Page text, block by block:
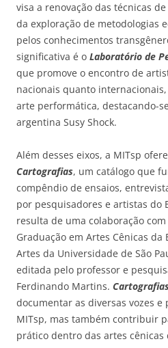
visa a renovação das técnicas
da exploração de metodologias
pelos conhecimentos
significativa é o Laboratório de
que promove o encontro de
nacionais quanto
arte performática, destacando-
argentina Susy Shock.
Além desses eixos, a MITsp
Cartografias, um catálogo que
compêndio de ensaios,
por pesquisadores e artistas do
resulta de uma colaboração com
Graduação em Artes Cênicas da
Artes da Universidade de São
editada pelo professor e
Ferdinando Martins. Cartografias
documentar as diversas vozes
MITsp, mas também contribuir
prático dentro das artes cênicas